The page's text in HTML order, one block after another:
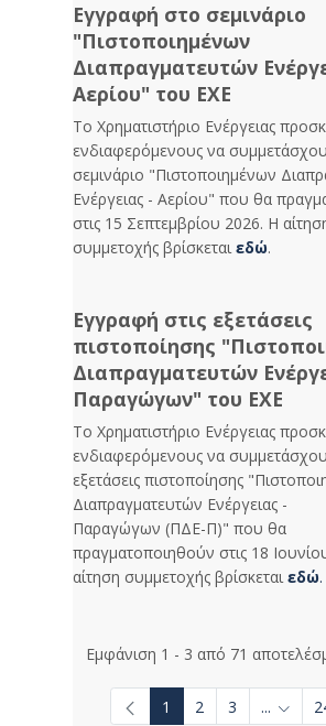
Εγγραφή στο σεμινάριο
"Πιστοποιημένων
Διαπραγματευτών
Αερίου" του ΕΧΕ
Το Χρηματιστήριο Ενέργειας
ενδιαφερόμενους να
σεμινάριο "Πιστοποιημένων
Ενέργειας - Αερίου" που θα
στις 15 Σεπτεμβρίου 2026. Η
συμμετοχής βρίσκεταιεδώ.
Εγγραφή στις εξετάσεις
πιστοποίησης
Διαπραγματευτών
Παραγώγων" του ΕΧΕ
Το Χρηματιστήριο Ενέργειας
ενδιαφερόμενους να
εξετάσεις πιστοποίησης
Διαπραγματευτών Ενέργειας -
Παραγώγων (ΠΔΕ-Π)" που θα
πραγματοποιηθούν στις 18
αίτηση συμμετοχής βρίσκεταιεδώ.
Εμφάνιση 1 - 3 από 71
1 2 3 ...